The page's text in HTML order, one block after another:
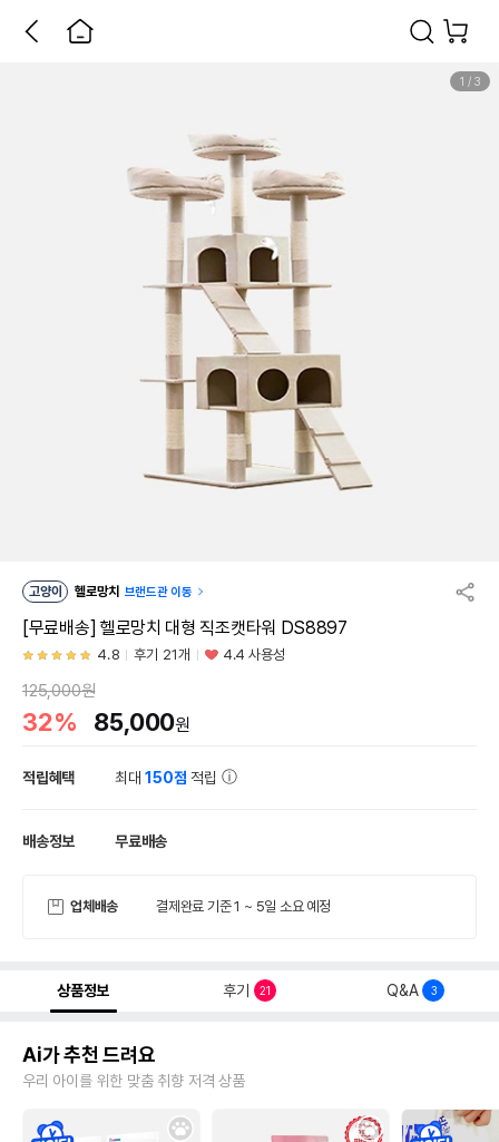
1 / 3
고양이 헬로망치 브랜드관 이동
[무료배송] 헬로망치 대형 직조캣타워 DS8897
4.8 후기 21개 4.4 사용성
125,000원
32% 85,000원
적립혜택 최대150점 적립
배송정보 무료배송
업체배송 결제완료 기준 1 ~ 5일 소요 예정
상품정보 후기 21 Q&A 3
Ai가 추천 드려요
우리 아이를 위한 맞춤 취향 저격 상품